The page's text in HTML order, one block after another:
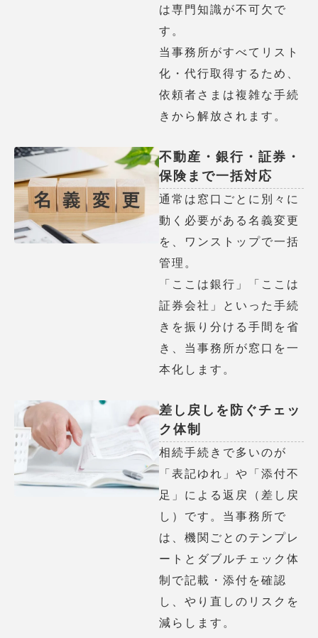
は専門知識が不可欠で
す。
当事務所がすべてリスト
化・代行取得するため、
依頼者さまは複雑な手続
きから解放されます。
不動産・銀行・証券・
保険まで一括対応
通常は窓口ごとに別々に
動く必要がある名義変更
を、ワンストップで一括
管理。
「ここは銀行」「ここは
証券会社」といった手続
きを振り分ける手間を省
き、当事務所が窓口を一
本化します。
差し戻しを防ぐチェッ
ク体制
相続手続きで多いのが
「表記ゆれ」や「添付不
足」による返戻（差し戻
し）です。当事務所で
は、機関ごとのテンプレ
ートとダブルチェック体
制で記載・添付を確認
し、やり直しのリスクを
減らします。